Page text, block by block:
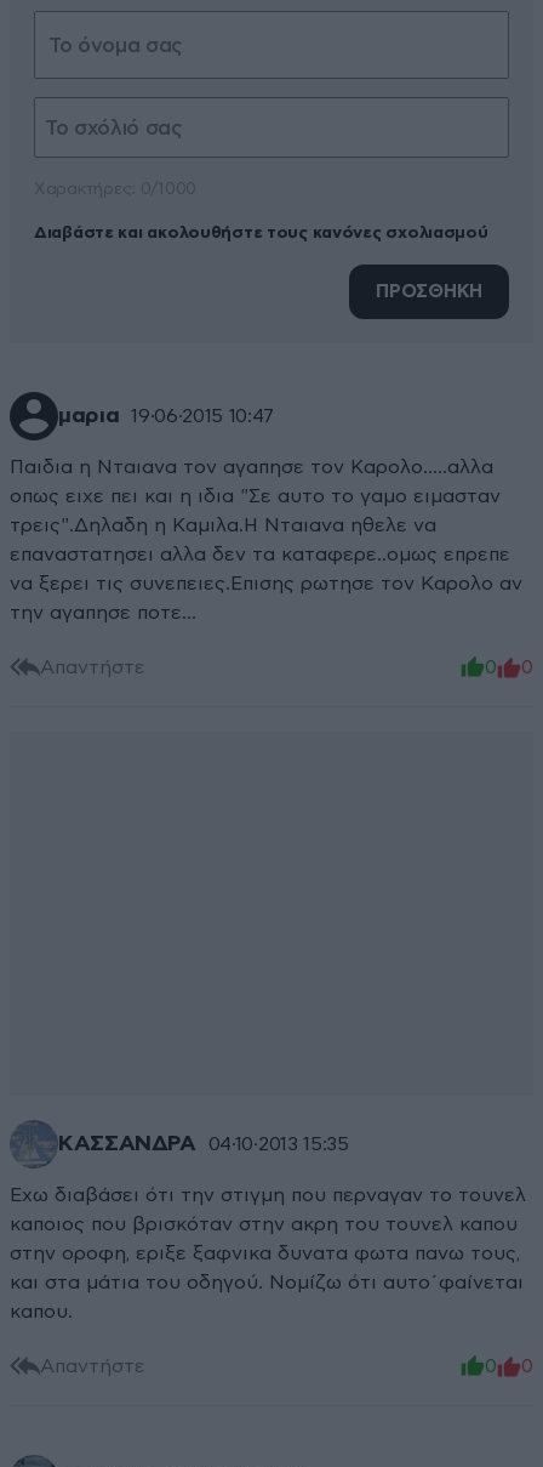
Διαβάστε και ακολουθήστε τους κανόνες σχολιασμού
ΠΡΟΣΘΗΚΗ
μαρια 19·06·2015 10:47
Παιδια η Νταιανα τον αγαπησε τον Καρολο.....αλλα
οπως ειχε πει και η ιδια "Σε αυτο το γαμο ειμασταν
τρεις".Δηλαδη η Καμιλα.Η Νταιανα ηθελε να
επαναστατησει αλλα δεν τα καταφερε..ομως επρεπε
να ξερει τις συνεπειες.Επισης ρωτησε τον Καρολο αν
την αγαπησε ποτε...
Απαντήστε 0 0
ΚΑΣΣΑΝΔΡΑ 04·10·2013 15:35
Εχω διαβάσει ότι την στιγμη που περναγαν το τουνελ
καποιος που βρισκόταν στην ακρη του τουνελ καπου
στην οροφη, εριξε ξαφνικα δυνατα φωτα πανω τους,
και στα μάτια του οδηγού. Νομίζω ότι αυτο΄φαίνεται
καπου.
Απαντήστε 0 0